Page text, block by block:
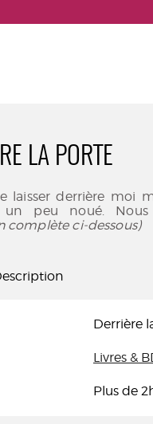
LA PORTE
laisser derrière moi
un peu noué.
complète ci-dessous)
Derrière
Livres &
Plus de